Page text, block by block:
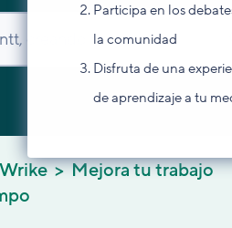
Participa en los
la comunidad
Disfruta de una
de aprendizaje a tu
Mejora tu trabajo